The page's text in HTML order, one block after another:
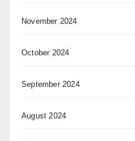
November 2024
October 2024
September 2024
August 2024